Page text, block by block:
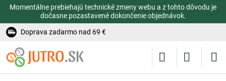
Momentálne prebiehajú technické zmeny webu a z tohto dôvodu je
dočasne pozastavené dokončenie objednávok.
Doprava zadarmo nad 69 €